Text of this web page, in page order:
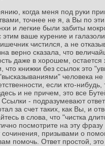
когда меня под руки
точнее не я, а Вы по
и легкие были забиты
этим ваше курение и
чистился, а не
верно сказала, что
даже в хорошем, остается
что книжки без ссылок это
человека
если кто-
и не причем, это все
- подразумевают
за счет таких, как Вы, и
в слова, что "чистка
посмотрите на эту
сочинения, призывами о
помочь. Ответ простой,